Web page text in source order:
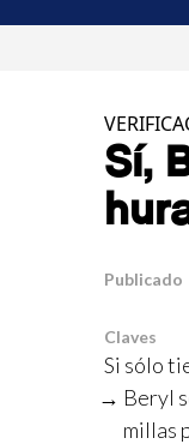
Sí,
Publicado
Claves
Si sólo
Beryl
millas